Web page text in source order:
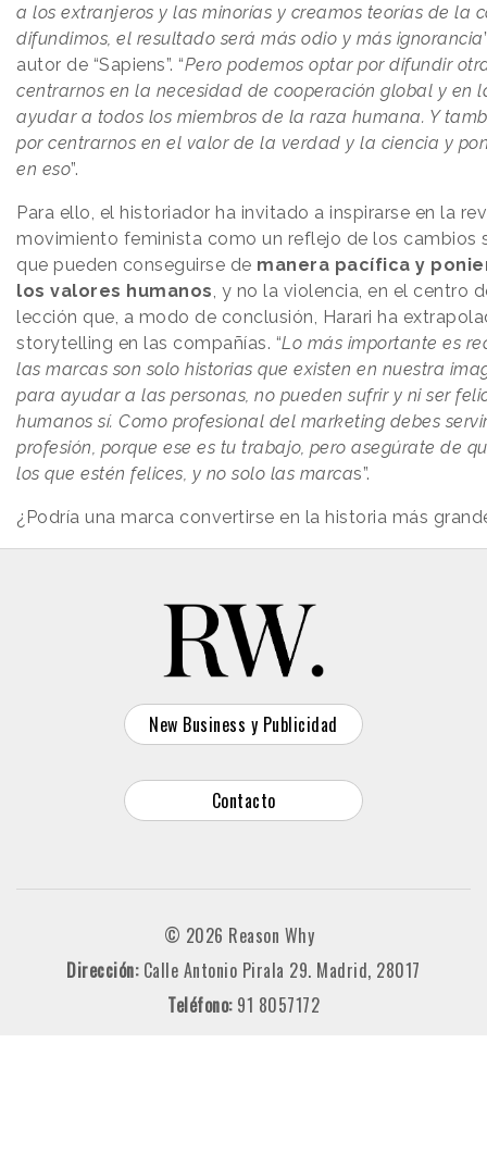
a los extranjeros y las minorías y creamos teorías de la
difundimos, el resultado será más odio y más ignorancia
autor de “Sapiens”. “Pero podemos optar por difundir
centrarnos en la necesidad de cooperación global y en
ayudar a todos los miembros de la raza humana. Y
por centrarnos en el valor de la verdad y la ciencia y
en eso”.
Para ello, el historiador ha invitado a inspirarse en la
movimiento feminista como un reflejo de los cambios
que pueden conseguirse de manera pacífica y
los valores humanos, y no la violencia, en el centro
lección que, a modo de conclusión, Harari ha
storytelling en las compañías. “Lo más importante es
las marcas son solo historias que existen en nuestra
para ayudar a las personas, no pueden sufrir y ni ser
humanos sí. Como profesional del marketing debes
profesión, porque ese es tu trabajo, pero asegúrate de
los que estén felices, y no solo las marcas”.
¿Podría una marca convertirse en la historia más
New Business y Publicidad
Contacto
© 2026 Reason Why
Dirección: Calle Antonio Pirala 29. Madrid, 28017
Teléfono: 91 8057172